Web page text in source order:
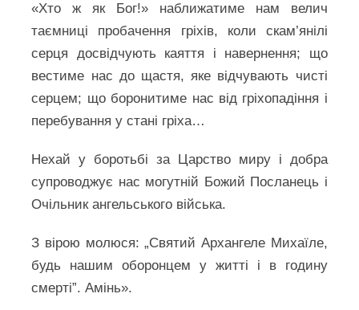
«Хто ж як Бог!» наближатиме нам велич
таємниці пробачення гріхів, коли скам’янілі
серця досвідчують каяття і навернення; що
вестиме нас до щастя, яке відчувають чисті
серцем; що боронитиме нас від гріхопадіння і
перебування у стані гріха…
Нехай у боротьбі за Царство миру і добра
супроводжує нас могутній Божий Посланець i
Очільник ангельського війська.
З вірою молюся: „Святий Архангеле Михаїле,
будь нашим оборонцем у житті і в годину
смерті”. Амінь».